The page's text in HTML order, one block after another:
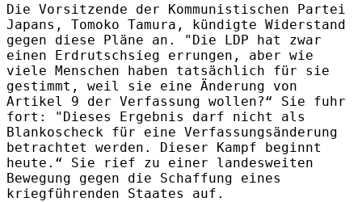
Die Vorsitzende der Kommunistischen Partei
Japans, Tomoko Tamura, kündigte Widerstand
gegen diese Pläne an. "Die LDP hat zwar
einen Erdrutschsieg errungen, aber wie
viele Menschen haben tatsächlich für sie
gestimmt, weil sie eine Änderung von
Artikel 9 der Verfassung wollen?“ Sie fuhr
fort: "Dieses Ergebnis darf nicht als
Blankoscheck für eine Verfassungsänderung
betrachtet werden. Dieser Kampf beginnt
heute.“ Sie rief zu einer landesweiten
Bewegung gegen die Schaffung eines
kriegführenden Staates auf.